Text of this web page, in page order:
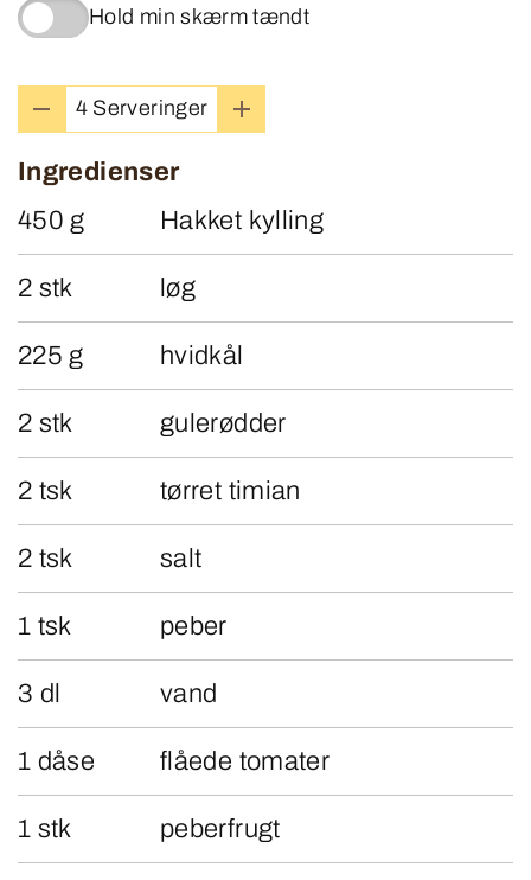
Hold min skærm tændt
4 Serveringer
Ingredienser
450 g
Hakket kylling
2 stk løg
225 g hvidkål
2 stk gulerødder
2 tsk tørret timian
2 tsk salt
1 tsk peber
3 dl vand
1 dåse flåede tomater
1 stk peberfrugt